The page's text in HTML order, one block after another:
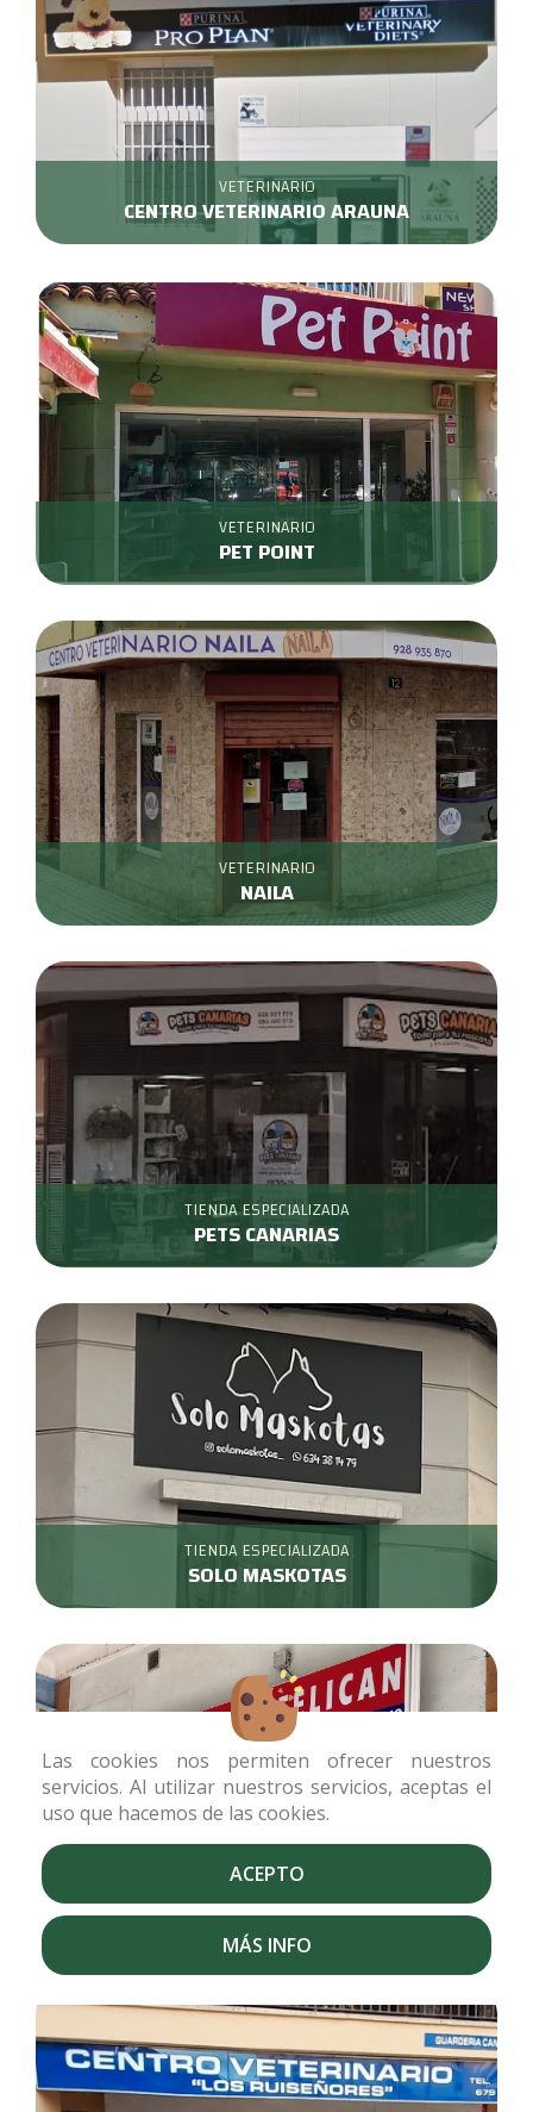
Las cookies nos permiten ofrecer nuestros
servicios. Al utilizar nuestros servicios, aceptas el
uso que hacemos de las cookies.
ACEPTO
MÁS INFO
VETERINARIO
CENTRO VETERINARIO ARAUNA
VETERINARIO
PET POINT
VETERINARIO
NAILA
TIENDA ESPECIALIZADA
PETS CANARIAS
TIENDA ESPECIALIZADA
SOLO MASKOTAS
VETERINARIO
FELICAN